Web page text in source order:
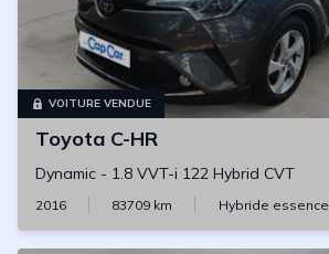
VOITURE VENDUE
Toyota C-HR
Dynamic - 1.8 VVT-i 122 Hybrid CVT
2016 83709 km Hybride essence